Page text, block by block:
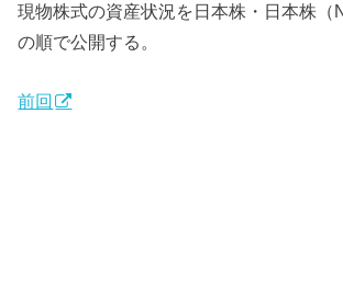
現物株式の資産状況を日本株・日本株（
の順で公開する。
前回